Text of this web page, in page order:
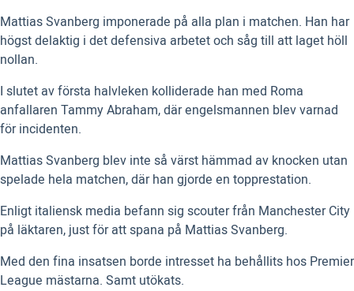
Mattias Svanberg imponerade på alla plan i matchen. Han har
högst delaktig i det defensiva arbetet och såg till att laget höll
nollan.
I slutet av första halvleken kolliderade han med Roma
anfallaren Tammy Abraham, där engelsmannen blev varnad
för incidenten.
Mattias Svanberg blev inte så värst hämmad av knocken utan
spelade hela matchen, där han gjorde en topprestation.
Enligt italiensk media befann sig scouter från Manchester City
på läktaren, just för att spana på Mattias Svanberg.
Med den fina insatsen borde intresset ha behållits hos Premier
League mästarna. Samt utökats.